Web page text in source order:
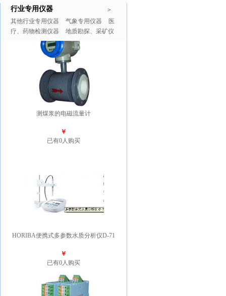
>
行业专用仪器
其他行业专用仪器 气象专用仪器
医
疗、药物检测仪器
地质勘探、采矿仪
推广商品 更多>>
测煤浆的电磁流量计
￥
已有0人购买
HORIBA便携式多参数水质分析仪D-71
￥
已有0人购买